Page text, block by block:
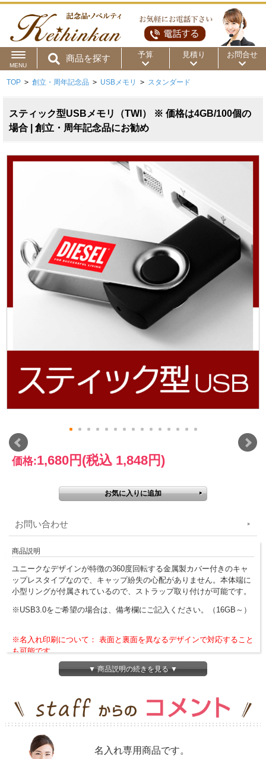
MENU
商品を探す 予算
用途から
商品カテゴリ
～50円 ～100円
～300円 ～500円 ～1,000円
～20,000円
50,001円～
見積り お問合せ
TOP > 創立・周年記念品 > USBメモリ > スタンダード
スティック型USBメモリ（TWI） ※ 価格は4GB/100個の
場合 | 創立・周年記念品にお勧め
価格:1,680円 (税込 1,848円)
お問い合わせ
商品説明
ユニークなデザインが特徴の360度回転する金属製カバー付きのキャ
ップレスタイプなので、キャップ紛失の心配がありません。本体端に
小型リングが付属されているので、ストラップ取り付けが可能です。
※USB3.0をご希望の場合は、備考欄にご記入ください。（16GB～）
※名入れ印刷について： 表面と裏面を異なるデザインで対応すること
も可能です。
※4GB以上のメモリ容量もご用意しております。
4GB以上、またはパントンカラーをご希望の方は、
見積りフォーム
らご依頼ください。
致しかねますのでご了承下さい。
▼ 商品説明の続きを見る ▼
名入れ専用商品です。